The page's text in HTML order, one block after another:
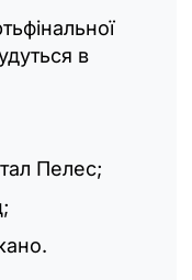
в
Пелес;